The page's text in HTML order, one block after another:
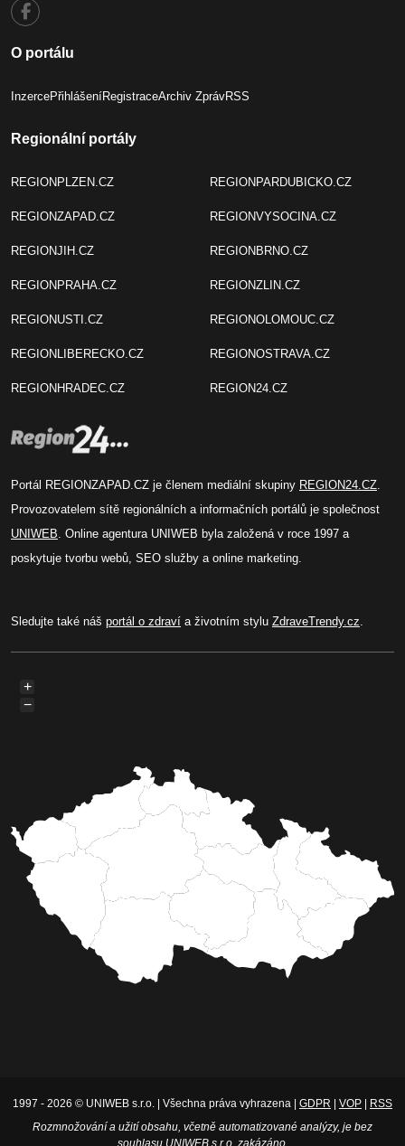
O portálu
InzercePřihlášeníRegistraceArchiv ZprávRSS
Regionální portály
REGIONPLZEN.CZ
REGIONZAPAD.CZ
REGIONJIH.CZ
REGIONPRAHA.CZ
REGIONUSTI.CZ
REGIONLIBERECKO.CZ
REGIONHRADEC.CZ
REGIONPARDUBICKO.CZ
REGIONVYSOCINA.CZ
REGIONBRNO.CZ
REGIONZLIN.CZ
REGIONOLOMOUC.CZ
REGIONOSTRAVA.CZ
REGION24.CZ
Portál REGIONZAPAD.CZ je členem mediální skupiny REGION24.CZ.
Provozovatelem sítě regionálních a informačních portálů je společnost
UNIWEB. Online agentura UNIWEB byla založená v roce 1997 a
poskytuje tvorbu webů, SEO služby a online marketing.
Sledujte také náš portál o zdraví a životním stylu ZdraveTrendy.cz.
+
−
1997 - 2026 © UNIWEB s.r.o. | Všechna práva vyhrazena | GDPR VOP
RSS
Rozmnožování a užití obsahu, včetně automatizované analýzy, je bez
souhlasu UNIWEB s.r.o. zakázáno.